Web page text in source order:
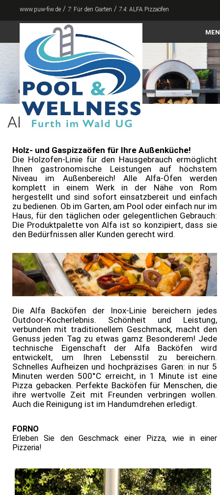
www.puw-fiw.de / 7: Für den Garten / 7.4: ALFA Pizzaöfen
Pools
Abdeckungen
Zubehör
Sauna & Infrarot
Für den Garten
Kontakt
Onlineshop
ALFA Pizzaöfen
ALFA Pizzaöfen
ALFA Pizzaöfen
Holz- und Gaspizzaöfen für Ihre Außenküche!
Die Holzofen-Linie für den Hausgebrauch ermöglicht
Ihnen gastronomische Leistungen auf höchstem
Niveau im Außenbereich! Alle Alfa-Öfen werden
komplett in einem Werk in der Nähe von Rom
hergestellt und sind sofort einsatzbereit und einfach
zu bedienen. Ob im Garten, am Pool oder einfach nur im
Haus, für den täglichen oder gelegentlichen Gebrauch:
Die Produktpalette von Alfa ist so konzipiert, dass sie
den Bedürfnissen aller Kunden gerecht wird.
Die Alfa Backöfen der Inox-Linie bereichern jedes
Outdoor-Kocherlebnis. Schönheit und Leistung,
verbunden mit traditionellem Geschmack, macht den
Genuss jeden Tag zu etwas gamz Besonderem! Jede
technische Eigenschaft der Alfa Backöfen wird
entwickelt, um Ihren Lebensstil zu bereichern.
Schnelles Aufheizen und hochpräzises Garen: in nur 5
Minuten werden 500°C erreicht, in 1 Minute ist eine
Pizza gebacken. Perfekte Backöfen für Menschen, die
ihre wertvolle Zeit mit Freunden verbringen wollen.
Auch die Reinigung ist im Handumdrehen erledigt.
FORNO
Erleben Sie den Geschmack einer Pizza, wie in einer
Pizzeria!